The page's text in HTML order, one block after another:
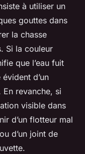
à utiliser un
gouttes dans
la chasse
Si la couleur
que l’eau fuit
d’un
revanche, si
visible dans
d’un flotteur mal
d’un joint de